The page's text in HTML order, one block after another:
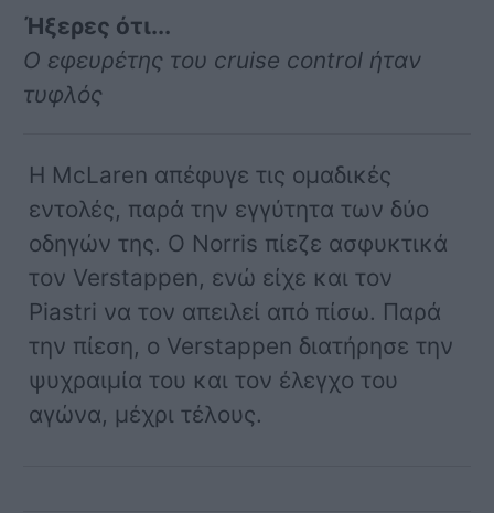
Ήξερες ότι...
Ο εφευρέτης του cruise control ήταν
τυφλός
Η McLaren απέφυγε τις ομαδικές
εντολές, παρά την εγγύτητα των δύο
οδηγών της. Ο Norris πίεζε ασφυκτικά
τον Verstappen, ενώ είχε και τον
Piastri να τον απειλεί από πίσω. Παρά
την πίεση, ο Verstappen διατήρησε την
ψυχραιμία του και τον έλεγχο του
αγώνα, μέχρι τέλους.